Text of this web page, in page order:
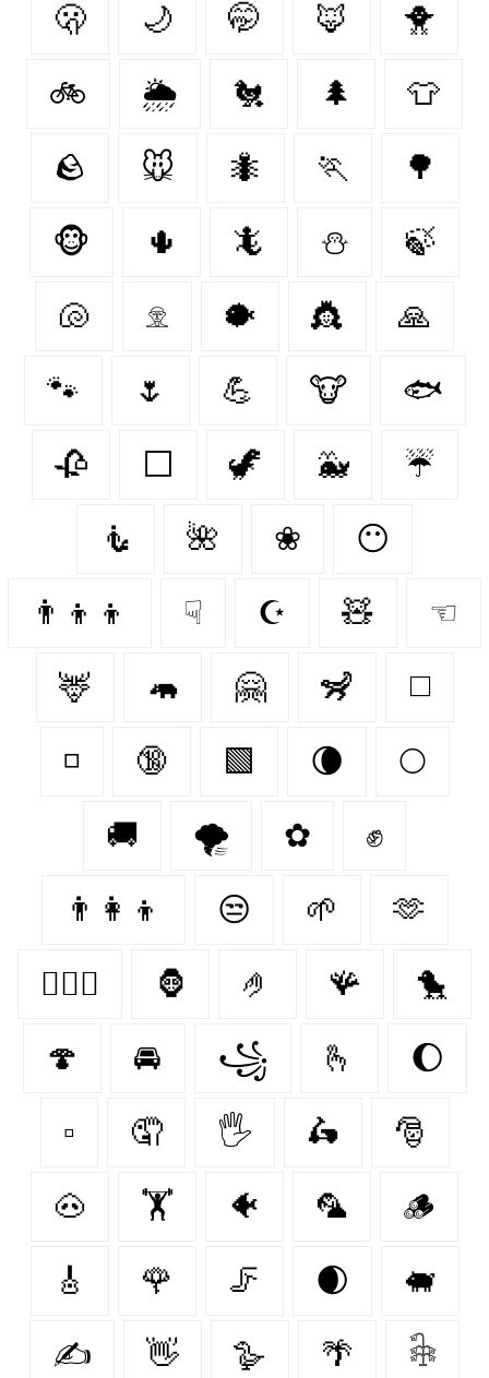
🫢 🌙 🤭 🦊 🐥
🚲 🌦️ 🐔 🌲 👕
🪨 🐭 🐜 🏃 🌳
🐵 🌵 🦎 ⛄ 🍃
🐚 𓁷 🐡 👸 🙏
🐾 🌷 💪 🐮 🐟
🥀 ⬜ 🦖 🐳 ☔
🧜 🌺 ❀ 😶
👨‍👦‍👦 ☟ ☪ 🧸 ☜
🦌 🦛 🤗 🦨 ◻️
◽ 🔞 🟩 🌘 🌕
🚚 🌪️ ✿ ✊
👨‍👩‍👦 😒 🌱 🫶
👩‍❤️‍👨 🦍 🤌 🪸 🐤
🍄‍ 🚘 ꧁ 🫰 🌔
▫ 🤦‍ 🖐️ 🛵 🎅
🐽 🏋️‍ 🐠 🦜 🪵
🎸 🌹 🦵 🌒 🐖
✍ 👋 🪿 🌴 𓇗